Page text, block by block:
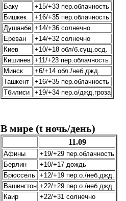
Баку
+15/+33 пер.облачность
Бишкек
+16/+35 пер.облачность
Душанбе +14/+36 солнечно
Ереван
+14/+32 солнечно
Киев
+10/+18 обл/б.сущ.осд.
Кишинев +11/+23 пер.облачность
Минск
+6/+14 обл./неб.джд.
Ташкент
+16/+35 пер.облачность
Тбилиси
+19/+34 пер.о/джд,гроза
В мире (t ночь/день)
11.09
Афины
+19/+29 пер.облачность
Берлин
+10/+17 дождь
Брюссель +12/+19 пер.о./неб.джд.
Вашингтон +22/+29 пер.о./неб.джд.
Каир
+22/+31 солнечно